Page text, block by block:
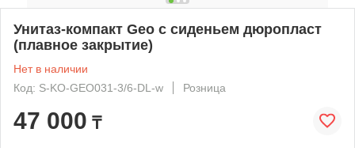
Унитаз-компакт Geo с сиденьем дюропласт
(плавное закрытие)
Нет в наличии
Код: S-KO-GEO031-3/6-DL-w
Розница
47 000 ₸